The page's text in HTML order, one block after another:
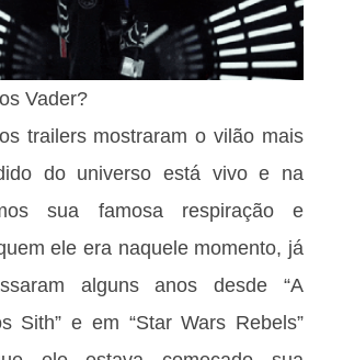
Vader?
trailers mostraram o vilão mais
do universo está vivo e na
sua famosa respiração e
ele era naquele momento, já
alguns anos desde “A
Sith” e em “Star Wars Rebels”